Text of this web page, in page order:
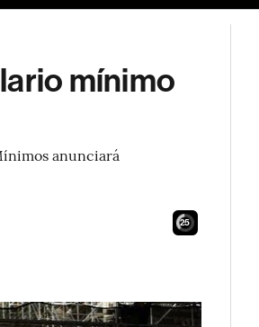
mínimo
anunciará
23